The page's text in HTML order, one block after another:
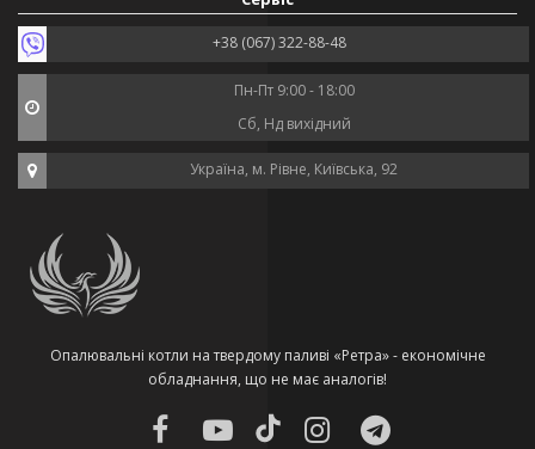
+38 (067) 322-88-48
Пн-Пт 9:00 - 18:00
Сб, Нд вихідний
Україна, м. Рівне, Київська, 92
Опалювальні котли на твердому паливі «Ретра» - економічне
обладнання, що не має аналогів!